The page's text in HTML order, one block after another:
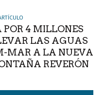
4 MILLONES
LAS AGUAS
MAR A LA NUEVA
REVERÓN